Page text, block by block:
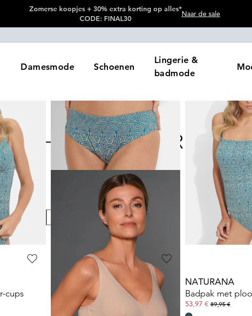
Zomerse koopjes + 30% extra korting op alles*
CODE: FINAL30
Naar de sale
Damesmode Schoenen
Lingerie &
badmode
MERKEN
29artikelen
Kleur
cups
NATURANA
39,95 €
NATURANA
Badpak met
53,97 €89,95 €